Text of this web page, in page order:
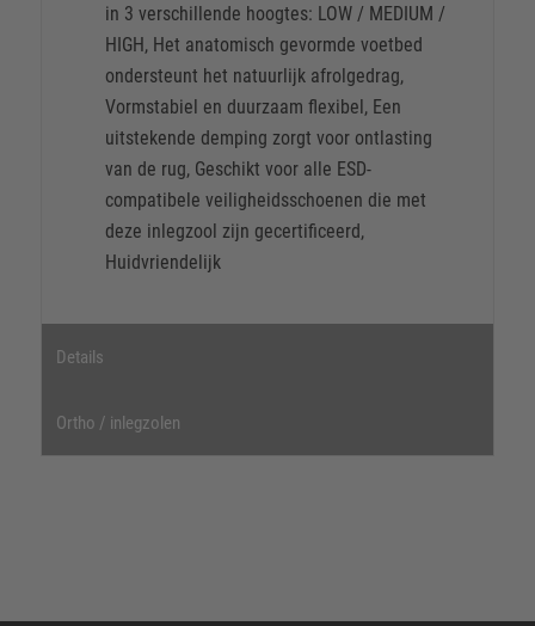
in 3 verschillende hoogtes: LOW / MEDIUM /
HIGH, Het anatomisch gevormde voetbed
ondersteunt het natuurlijk afrolgedrag,
Vormstabiel en duurzaam flexibel, Een
uitstekende demping zorgt voor ontlasting
van de rug, Geschikt voor alle ESD-
compatibele veiligheidsschoenen die met
deze inlegzool zijn gecertificeerd,
Huidvriendelijk
Details
Ortho / inlegzolen